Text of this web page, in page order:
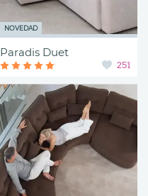
NOVEDAD
Paradis Duet
251